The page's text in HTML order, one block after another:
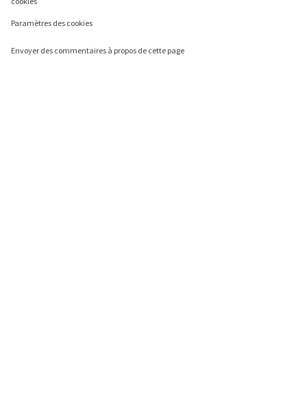
Paramètres des cookies
Envoyer des commentaires à propos de cette page